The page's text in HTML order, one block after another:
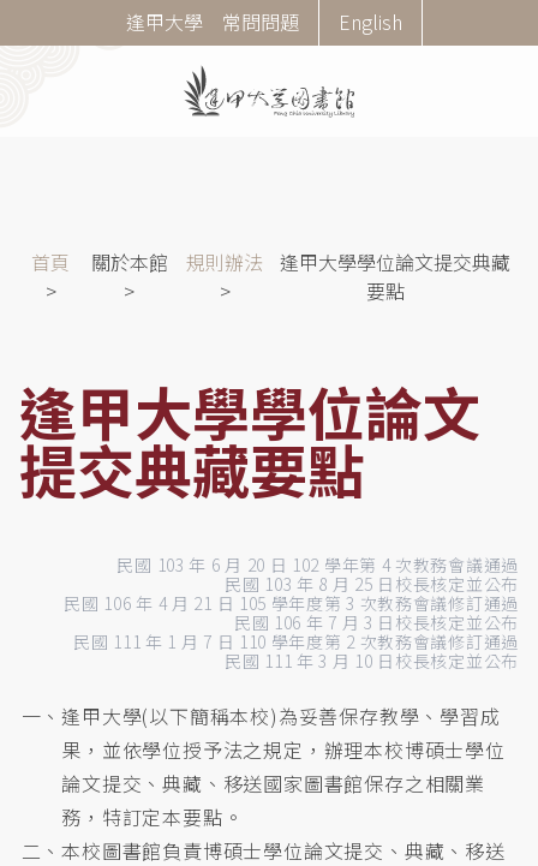
至
Corner
Menu
逢甲大學 常問問題 English
導
首頁 關於本館 規則辦法
逢甲大學學位論文提交典藏
要點
逢甲大學學位論文
提交典藏要點
民國 103 年 6 月 20 日 102 學年第 4 次教務會議通過
民國 103 年 8 月 25 日校長核定並公布
民國 106 年 4 月 21 日 105 學年度第 3 次教務會議修訂通過
民國 106 年 7 月 3 日校長核定並公布
民國 111 年 1 月 7 日 110 學年度第 2 次教務會議修訂通過
民國 111 年 3 月 10 日校長核定並公布
一、逢甲大學(以下簡稱本校)為妥善保存教學、學習成
果，並依學位授予法之規定，辦理本校博碩士學位
論文提交、典藏、移送國家圖書館保存之相關業
務，特訂定本要點。
二、本校圖書館負責博碩士學位論文提交、典藏、移送